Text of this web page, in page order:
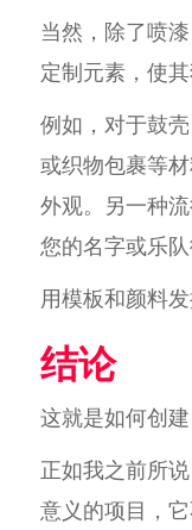
当然，除了喷
定制元素，使其
例如，对于鼓
或织物包裹等
外观。另一种
您的名字或乐队
用模板和颜料
结论
这就是如何创
正如我之前所
意义的项目，